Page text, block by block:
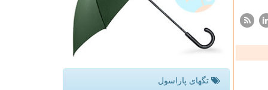
تگهای پاراسول